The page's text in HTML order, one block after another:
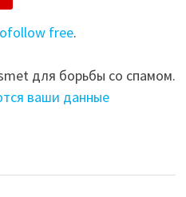
free.
для борьбы со спамом.
ваши данные